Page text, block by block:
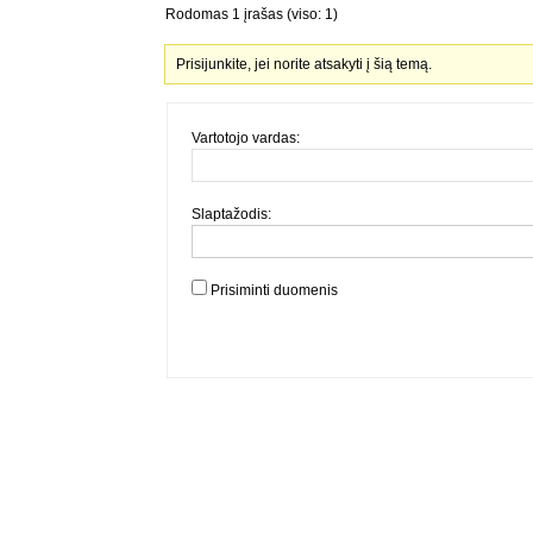
Rodomas 1 įrašas (viso: 1)
Prisijunkite, jei norite atsakyti į šią temą.
Vartotojo vardas:
Slaptažodis:
Prisiminti duomenis